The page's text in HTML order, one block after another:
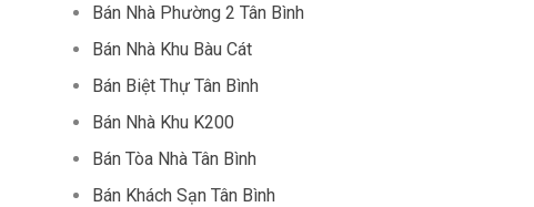
Bán Nhà Phường 2 Tân Bình
Bán Nhà Khu Bàu Cát
Bán Biệt Thự Tân Bình
Bán Nhà Khu K200
Bán Tòa Nhà Tân Bình
Bán Khách Sạn Tân Bình